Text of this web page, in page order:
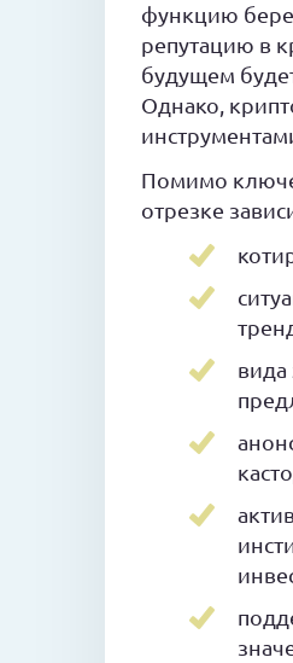
функцию
репутацию в
будущем
Однако,
Помимо
отрезке